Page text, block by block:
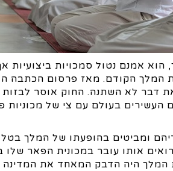
הוא מונארך, הוא אמנם נטול סמכויות
דבר לא השתנה. החוק אוסר
העשירים בעולם עם צי של
ומביטים בהופעתו של המלך
אותו עובר במכונית הפאר
המלך היה הדבק המאחד את המדינה